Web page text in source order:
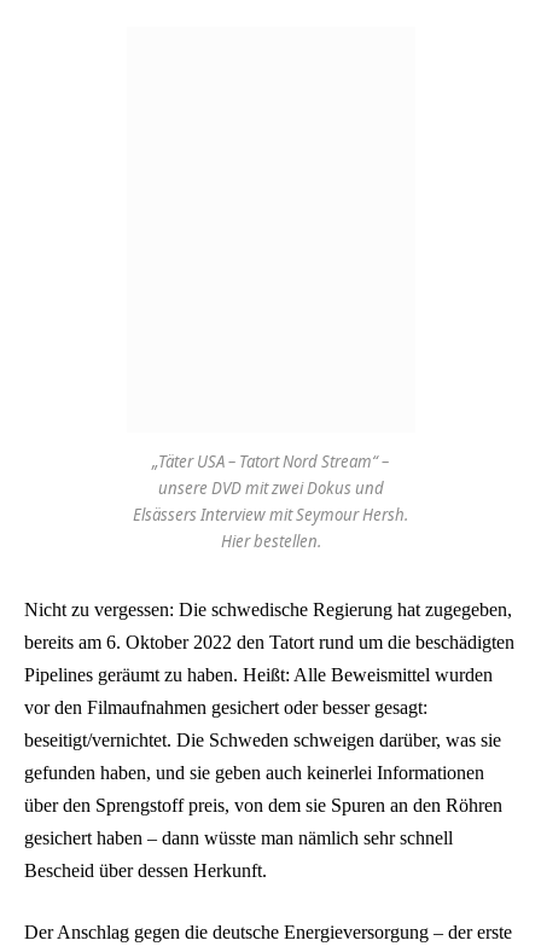
„Täter USA – Tatort Nord Stream“ –
unsere DVD mit zwei Dokus und
Elsässers Interview mit Seymour Hersh.
Hier bestellen.
Nicht zu vergessen: Die schwedische Regierung hat zugegeben,
bereits am 6. Oktober 2022 den Tatort rund um die beschädigten
Pipelines geräumt zu haben. Heißt: Alle Beweismittel wurden
vor den Filmaufnahmen gesichert oder besser gesagt:
beseitigt/vernichtet. Die Schweden schweigen darüber, was sie
gefunden haben, und sie geben auch keinerlei Informationen
über den Sprengstoff preis, von dem sie Spuren an den Röhren
gesichert haben – dann wüsste man nämlich sehr schnell
Bescheid über dessen Herkunft.
Der Anschlag gegen die deutsche Energieversorgung – der erste